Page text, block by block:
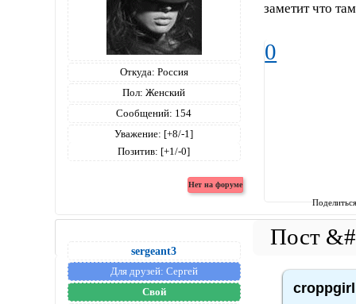
Откуда: Россия
Пол: Женский
Сообщений: 154
Уважение: [+8/-1]
Позитив: [+1/-0]
заметит что
0
sergeant3
Для друзей: Сергей
Свой